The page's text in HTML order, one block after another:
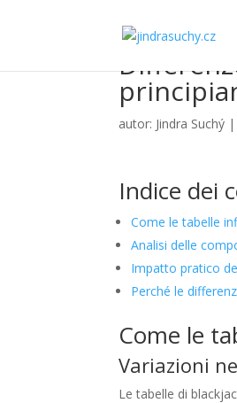
autor: Jindra Suchý |
Indice dei
Come le tabelle
Analisi delle
Impatto pratico
Perché le
Come le
Variazioni
Le tabelle di